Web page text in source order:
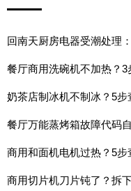
回南天厨房电器受潮处理
餐厅商用洗碗机不加热？3
奶茶店制冰机不制冰？5
餐厅万能蒸烤箱故障代码
商用和面机电机过热？5
商用切片机刀片钝了？拆